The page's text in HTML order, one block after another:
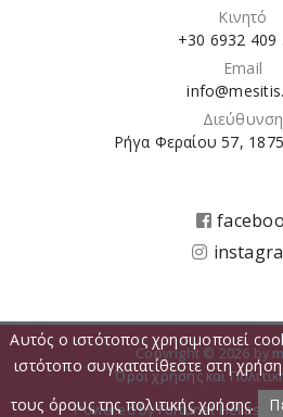
Αυτός ο ιστότοπος χρησιμοποιεί
ιστότοπο συγκατατίθεστε στη
τους όρους της πολιτικής χρήσης.
Κινητό
+30 6932 409
Email
Διεύθυνση
Ρήγα Φεραίου 57,
Copyright © 2026 by
Όροι χρήσης και
Powered byFortunet Hellas |